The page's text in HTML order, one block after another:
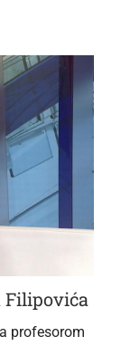
Filipovića
profesorom